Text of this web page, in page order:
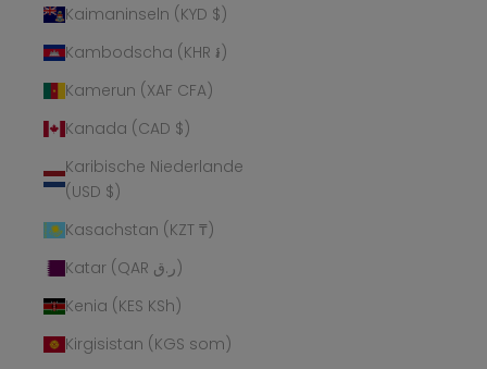
Kaimaninseln (KYD $)
Kambodscha (KHR ៛)
Kamerun (XAF CFA)
Kanada (CAD $)
Karibische Niederlande
(USD $)
Kasachstan (KZT ₸)
Katar (QAR ر.ق)
Kenia (KES KSh)
Kirgisistan (KGS som)